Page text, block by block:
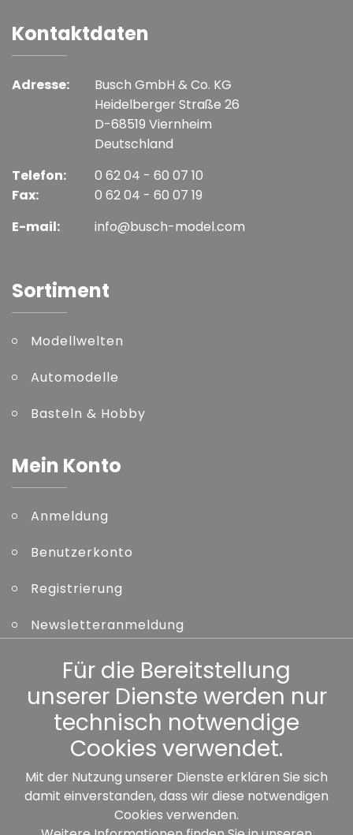
Kontaktdaten
Adresse:
Busch GmbH & Co. KG
Heidelberger Straße 26
D-68519 Viernheim
Deutschland
Telefon:
Fax:
0 62 04 - 60 07 10
0 62 04 - 60 07 19
E-mail:
info@busch-model.com
Sortiment
Modellwelten
Automodelle
Basteln & Hobby
Mein Konto
Anmeldung
Benutzerkonto
Registrierung
Newsletteranmeldung
Kennwort vergessen
Sonstiges
Unsere Partner:
Für die Bereitstellung
unserer Dienste werden nur
technisch notwendige
Cookies verwendet.
Mit der Nutzung unserer Dienste erklären Sie sich
damit einverstanden, dass wir diese notwendigen
Cookies verwenden.